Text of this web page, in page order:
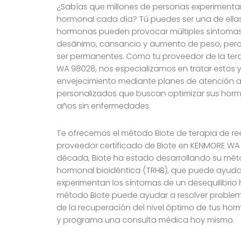
¿Sabías que millones de personas
hormonal cada día? Tú puedes ser una de
hormonas pueden provocar múltiples
desánimo, cansancio y aumento de peso,
ser permanentes. Como tu proveedor de la
WA 98028, nos especializamos en tratar
envejecimiento mediante planes de atención
personalizados que buscan optimizar sus
años sin enfermedades.
Te ofrecemos el método Biote de terapia de
proveedor certificado de Biote en KENMORE
década, Biote ha estado desarrollando su
hormonal bioidéntica (TRHB), que puede
experimentan los síntomas de un
método Biote puede ayudar a resolver
de la recuperación del nivel óptimo de tus
y programa una consulta médica hoy mismo.